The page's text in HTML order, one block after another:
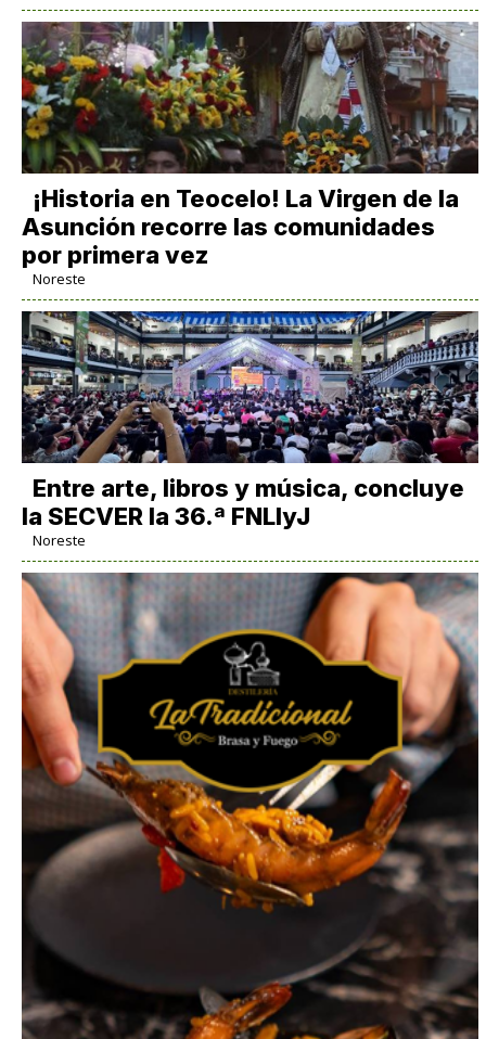
​¡Historia en Teocelo! La Virgen de la
Asunción recorre las comunidades
por primera vez
Noreste
Entre arte, libros y música, concluye
la SECVER la 36.ª FNLIyJ
Noreste